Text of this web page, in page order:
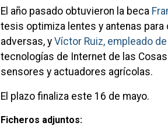
El año pasado obtuvieron la beca
tesis optimiza lentes y antenas
adversas, yVíctor Ruiz, empleado
tecnologías de Internet de las
sensores y actuadores agrícolas.
El plazo finaliza este 16 de mayo.
Ficheros adjuntos: